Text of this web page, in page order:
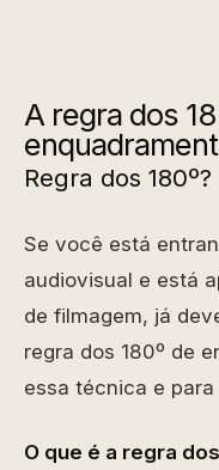
A regra dos
Regra dos 180º?
Se você está
audiovisual e está
de filmagem, já
regra dos 180º de
essa técnica e
O que é a regra